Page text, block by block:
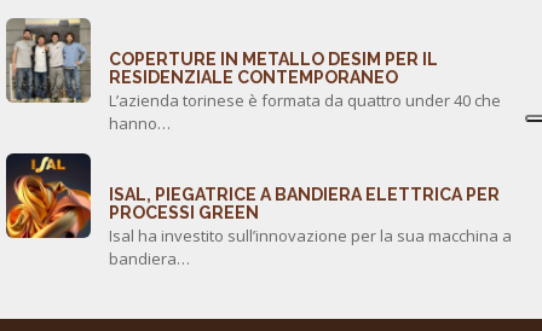
COPERTURE IN METALLO DESIM PER IL
RESIDENZIALE CONTEMPORANEO
L’azienda torinese è formata da quattro under 40 che
hanno…
ISAL, PIEGATRICE A BANDIERA ELETTRICA PER
PROCESSI GREEN
Isal ha investito sull’innovazione per la sua macchina a
bandiera…